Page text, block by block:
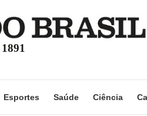
Esportes Saúde Ciência